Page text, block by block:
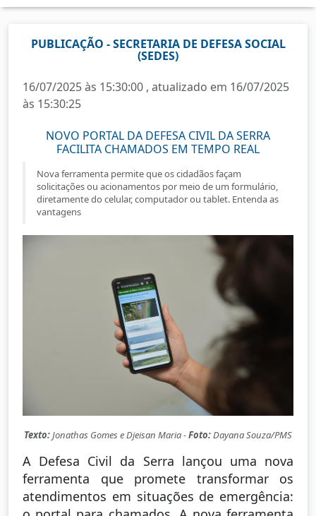
PUBLICAÇÃO - SECRETARIA DE DEFESA SOCIAL
(SEDES)
16/07/2025 às 15:30:00 , atualizado em 16/07/2025
às 15:30:25
NOVO PORTAL DA DEFESA CIVIL DA SERRA
FACILITA CHAMADOS EM TEMPO REAL
Nova ferramenta permite que os cidadãos façam
solicitações ou acionamentos por meio de um formulário,
diretamente do celular, computador ou tablet. Entenda as
vantagens
Texto:Jonathas Gomes e Djeisan Maria -Foto:Dayana Souza/PMS
A Defesa Civil da Serra lançou uma nova
ferramenta que promete transformar os
atendimentos em situações de emergência: